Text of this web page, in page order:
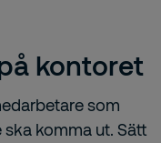
kontoret
som
komma ut. Sätt